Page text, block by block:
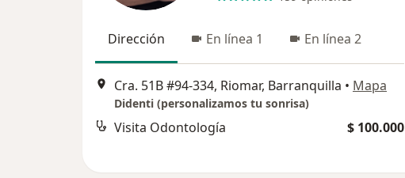
Dirección En línea 1 En línea 2
Cra. 51B #94-334, Riomar, Barranquilla • Mapa
Didenti (personalizamos tu sonrisa)
Visita Odontología $ 100.000